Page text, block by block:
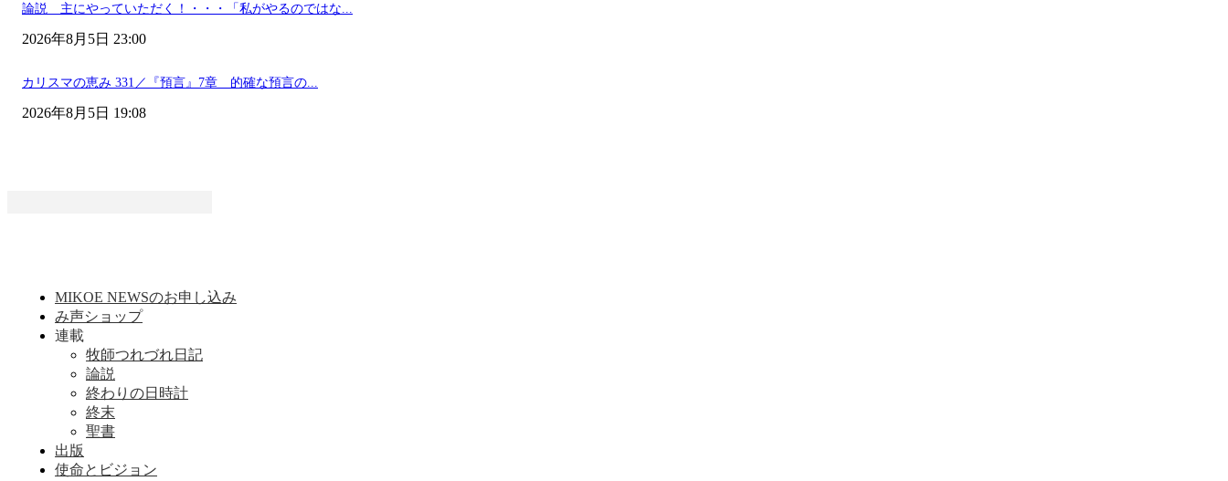
論説 主にやっていただく！・・・「私がやるのではな...
2026年8月5日 23:00
カリスマの恵み 331／『預言』7章 的確な預言の...
2026年8月5日 19:08
MIKOE NEWSのお申し込み
み声ショップ
連載
牧師つれづれ日記
論説
終わりの日時計
終末
聖書
出版
使命とビジョン